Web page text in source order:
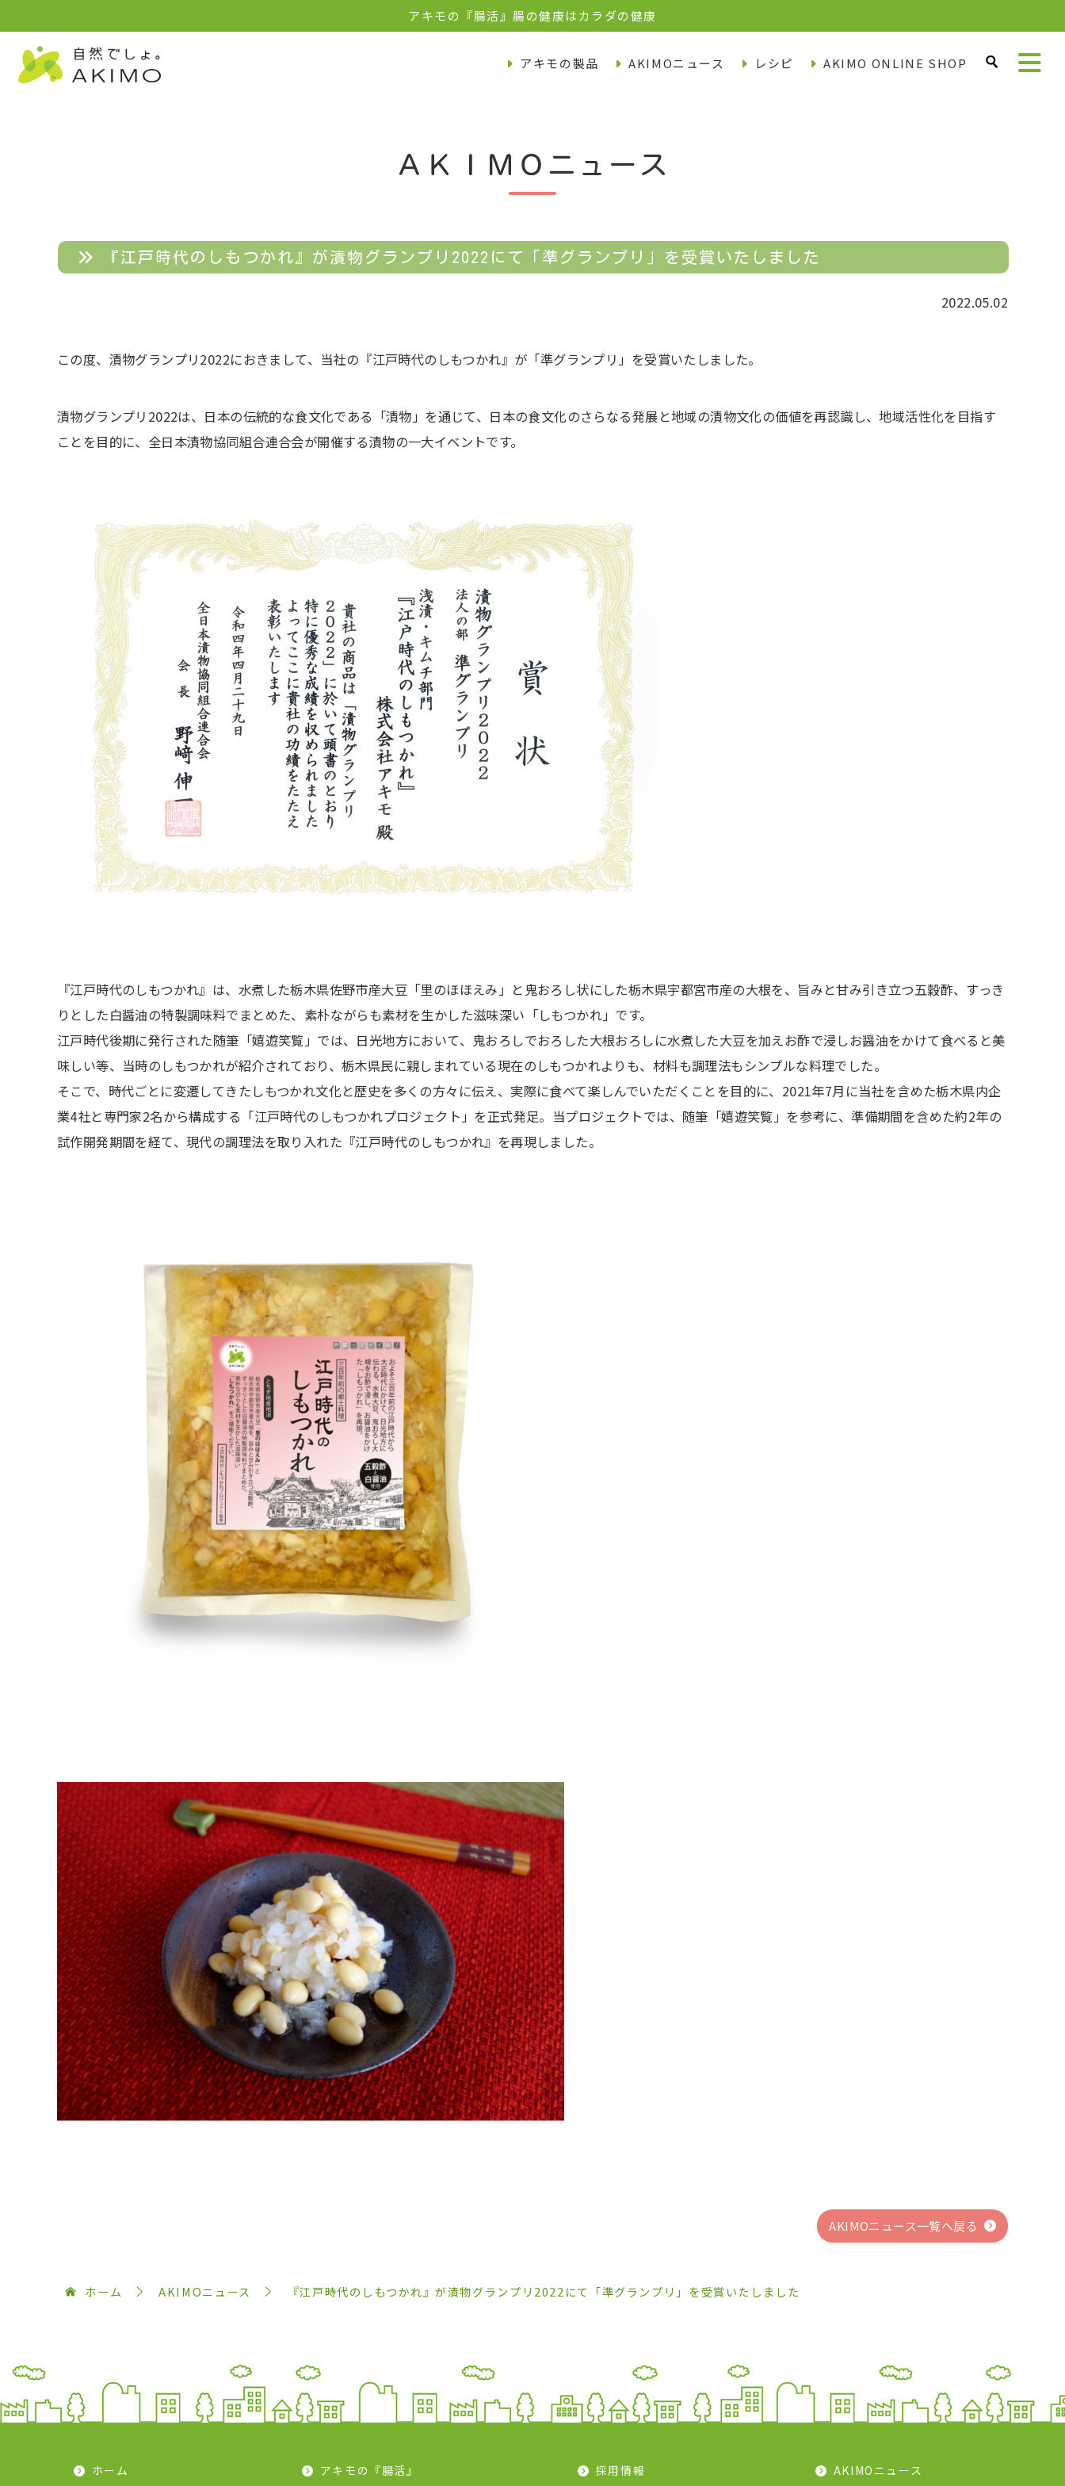
アキモの『腸活』腸の健康はカラダの健康
アキモの製品 AKIMOニュース レシピ AKIMO ONLINE SHOP
ＡＫＩＭＯニュース
『江戸時代のしもつかれ』が漬物グランプリ2022にて「準グランプリ」を受賞いたしました
2022.05.02
この度、漬物グランプリ2022におきまして、当社の『江戸時代のしもつかれ』が「準グランプリ」を受賞いたしました。
漬物グランプリ2022は、日本の伝統的な食文化である「漬物」を通じて、日本の食文化のさらなる発展と地域の漬物文化の価値を再認識し、地域活性化を目指す
ことを目的に、全日本漬物協同組合連合会が開催する漬物の一大イベントです。
『江戸時代のしもつかれ』は、水煮した栃木県佐野市産大豆「里のほほえみ」と鬼おろし状にした栃木県宇都宮市産の大根を、旨みと甘み引き立つ五穀酢、すっき
りとした白醤油の特製調味料でまとめた、素朴ながらも素材を生かした滋味深い「しもつかれ」です。
江戸時代後期に発行された随筆「嬉遊笑覧」では、日光地方において、鬼おろしでおろした大根おろしに水煮した大豆を加えお酢で浸しお醤油をかけて食べると美
味しい等、当時のしもつかれが紹介されており、栃木県民に親しまれている現在のしもつかれよりも、材料も調理法もシンプルな料理でした。
そこで、時代ごとに変遷してきたしもつかれ文化と歴史を多くの方々に伝え、実際に食べて楽しんでいただくことを目的に、2021年7月に当社を含めた栃木県内企
業4社と専門家2名から構成する「江戸時代のしもつかれプロジェクト」を正式発足。当プロジェクトでは、随筆「嬉遊笑覧」を参考に、準備期間を含めた約2年の
試作開発期間を経て、現代の調理法を取り入れた『江戸時代のしもつかれ』を再現しました。
AKIMOニュース一覧へ戻る
ホーム AKIMOニュース 『江戸時代のしもつかれ』が漬物グランプリ2022にて「準グランプリ」を受賞いたしました
ホーム アキモの『腸活』 採用情報 AKIMOニュース